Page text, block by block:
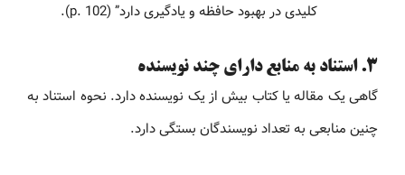
کلیدی در بهبود حافظه و یادگیری دارد” (p. 102).
۳. استناد به منابع دارای چند نویسنده
گاهی یک مقاله یا کتاب بیش از یک نویسنده دارد. نحوه استناد به
چنین منابعی به تعداد نویسندگان بستگی دارد.